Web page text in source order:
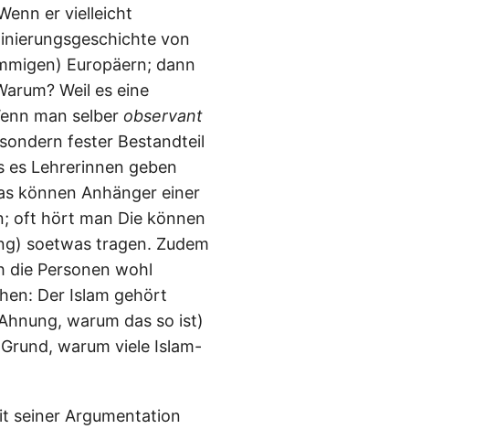
er vielleicht
von
Europäern; dann
Weil es eine
man selber observant
fester Bestandteil
es Lehrerinnen geben
können Anhänger einer
oft hört man Die können
soetwas tragen. Zudem
die Personen wohl
Der Islam gehört
warum das so ist)
warum viele Islam-
seiner Argumentation